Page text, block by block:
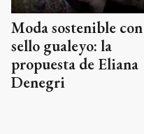
Moda sostenible con
sello gualeyo: la
propuesta de Eliana
Denegri